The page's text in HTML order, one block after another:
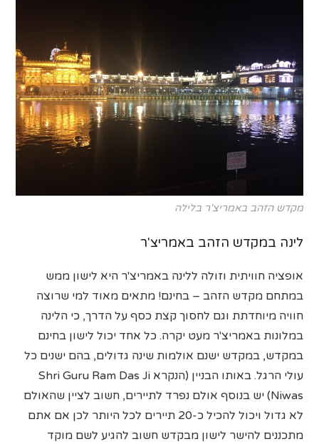
מקדש הזהב באמריצ'ר בלילה
לינה במקדש הזהב באמריצ'ר
אופציה חוויתית וזולה ללינה באמריצ'ר היא לישון ממש
במתחם מקדש הזהב – בחינם! מתאים מאוד למי שרוצה
חוויה מיוחדתת וגם לחסוך קצת כסף על הדרך, כי הלינה
במלונות באמריצ'ר מעט יקרה. כל אחד יכול לישון בחינם
במקדש, במקדש ישנם אולמות שינה גדולים, בהם ישנים כל
עולי הרגל. באותו הבניין (הנקרא Shri Guru Ram Das Ji
Niwas) יש בנוסף אולם נפרד לתיירים, חשוב לציין שהאולם
לא גדול ויכול להכיל כ-20 תיירים לכל היותר לכן אם אתם
מתכננים להישר לישון מבקדש חשוב להגיע לשם מוקד